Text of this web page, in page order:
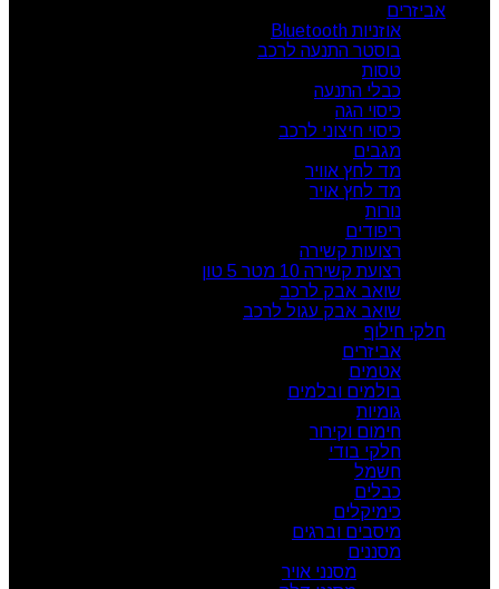
אביזרים
אוזניות Bluetooth
בוסטר התנעה לרכב
טסות
כבלי התנעה
כיסוי הגה
כיסוי חיצוני לרכב
מגבים
מד לחץ אוויר
מד לחץ אויר
נורות
ריפודים
רצועות קשירה
רצועת קשירה 10 מטר 5 טון
שואב אבק לרכב
שואב אבק עגול לרכב
חלקי חילוף
אביזרים
אטמים
בולמים ובלמים
גומיות
חימום וקירור
חלקי בודי
חשמל
כבלים
כימיקלים
מיסבים וברגים
מסננים
מסנני אויר